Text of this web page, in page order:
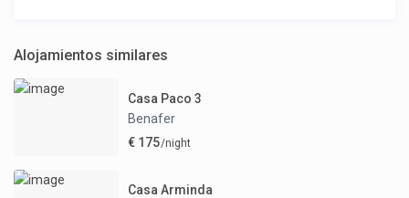
Alojamientos similares
Casa Paco 3
Benafer
€ 175/night
Casa Arminda